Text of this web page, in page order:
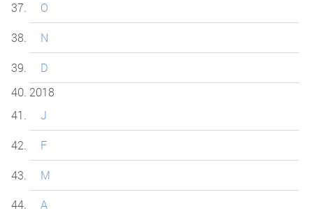
O
N
D
2018
J
F
M
A